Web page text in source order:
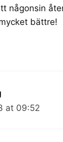
någonsin
bättre!
at 09:52